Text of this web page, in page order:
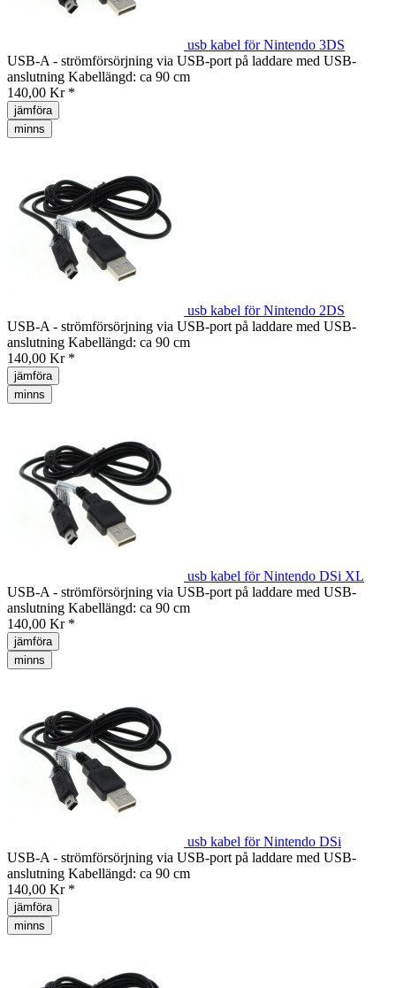
usb kabel för Nintendo 3DS
USB-A - strömförsörjning via USB-port på laddare med USB-
anslutning Kabellängd: ca 90 cm
140,00 Kr *
jämföra
minns
usb kabel för Nintendo 2DS
USB-A - strömförsörjning via USB-port på laddare med USB-
anslutning Kabellängd: ca 90 cm
140,00 Kr *
jämföra
minns
usb kabel för Nintendo DSi XL
USB-A - strömförsörjning via USB-port på laddare med USB-
anslutning Kabellängd: ca 90 cm
140,00 Kr *
jämföra
minns
usb kabel för Nintendo DSi
USB-A - strömförsörjning via USB-port på laddare med USB-
anslutning Kabellängd: ca 90 cm
140,00 Kr *
jämföra
minns